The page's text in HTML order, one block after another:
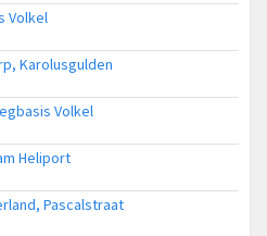
Volkel
Karolusgulden
Volkel
Heliport
Pascalstraat